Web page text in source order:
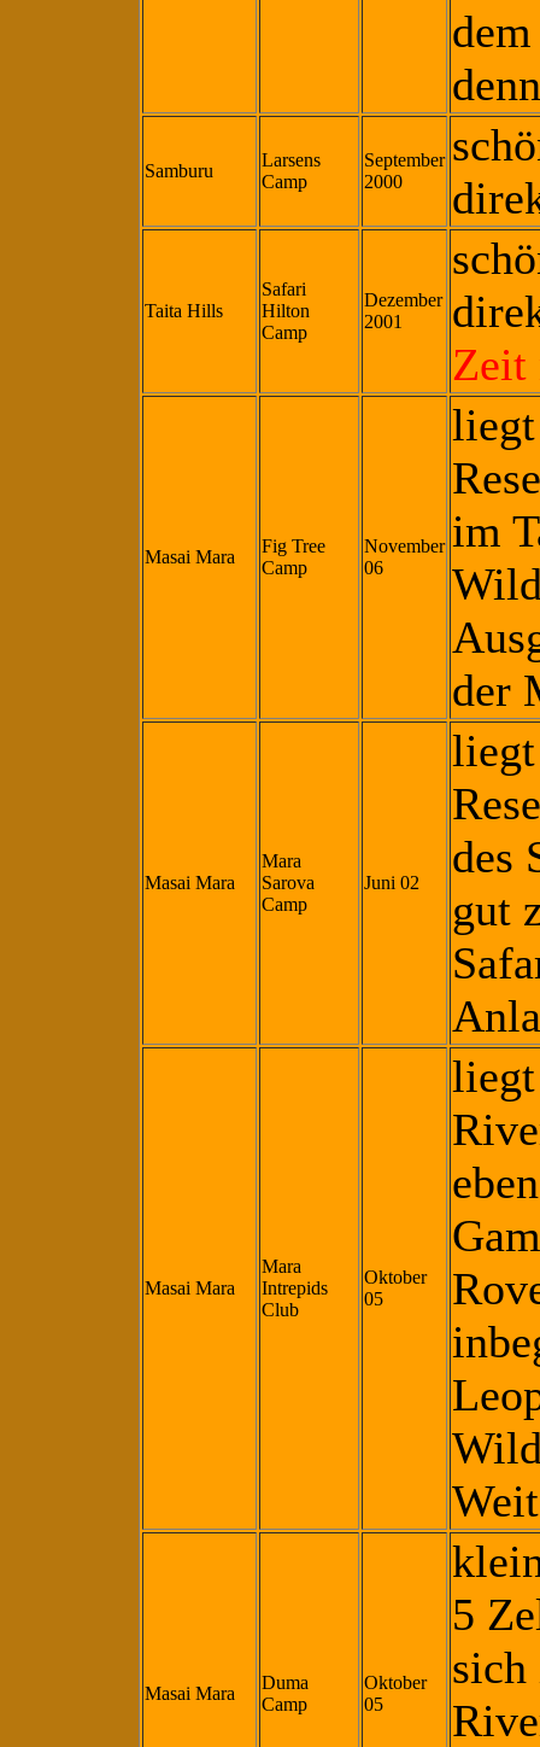
Samburu
Larsens
Camp
September
2000
Taita Hills
Safari
Hilton
Camp
Dezember
2001
Zeit
Masai Mara
Fig Tree
Camp
November
06
im
der
Masai Mara
Mara
Sarova
Camp
Juni 02
des
gut
Masai Mara
Mara
Intrepids
Club
Oktober
05
Masai Mara
Duma
Camp
Oktober
05
5
sich